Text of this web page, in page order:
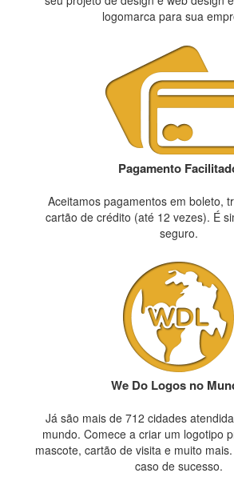
logomarca para sua
Pagamento
Aceitamos pagamentos em boleto,
cartão de crédito (até 12 vezes). É
seguro.
We Do Logos no
Já são mais de 712 cidades
mundo. Comece a criar um logotipo
mascote, cartão de visita e muito
caso de sucesso.